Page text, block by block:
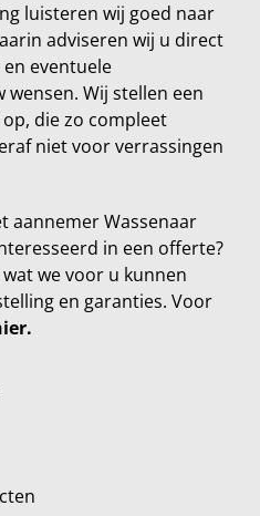
luisteren wij goed naar
adviseren wij u direct
eventuele
Wij stellen een
die zo compleet
niet voor verrassingen
aannemer Wassenaar
in een offerte?
we voor u kunnen
en garanties. Voor